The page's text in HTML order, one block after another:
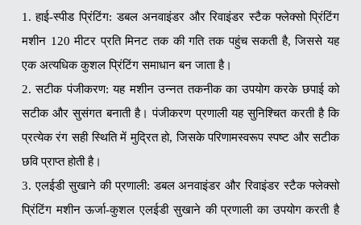
1. हाई-स्पीड प्रिंटिंग: डबल अनवाइंडर और रिवाइंडर स्टैक फ्लेक्सो प्रिंटिंग
मशीन 120 मीटर प्रति मिनट तक की गति तक पहुंच सकती है, जिससे यह
एक अत्यधिक कुशल प्रिंटिंग समाधान बन जाता है।
2. सटीक पंजीकरण: यह मशीन उन्नत तकनीक का उपयोग करके छपाई को
सटीक और सुसंगत बनाती है। पंजीकरण प्रणाली यह सुनिश्चित करती है कि
प्रत्येक रंग सही स्थिति में मुद्रित हो, जिसके परिणामस्वरूप स्पष्ट और सटीक
छवि प्राप्त होती है।
3. एलईडी सुखाने की प्रणाली: डबल अनवाइंडर और रिवाइंडर स्टैक फ्लेक्सो
प्रिंटिंग मशीन ऊर्जा-कुशल एलईडी सुखाने की प्रणाली का उपयोग करती है